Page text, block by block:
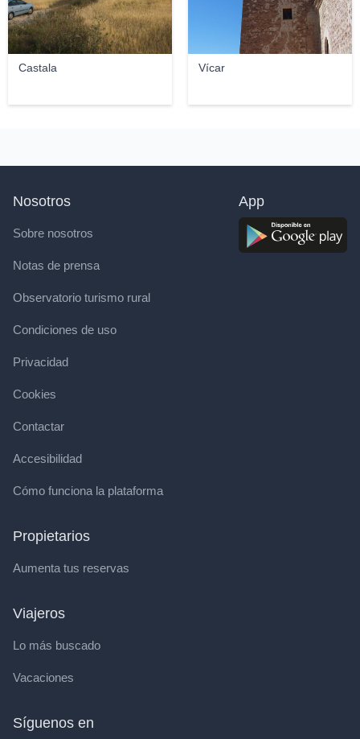
Castala Vícar
Nosotros
Sobre nosotros
Notas de prensa
Observatorio turismo rural
Condiciones de uso
Privacidad
Cookies
Contactar
Accesibilidad
Cómo funciona la plataforma
Propietarios
Aumenta tus reservas
Viajeros
Lo más buscado
Vacaciones
App
Síguenos en